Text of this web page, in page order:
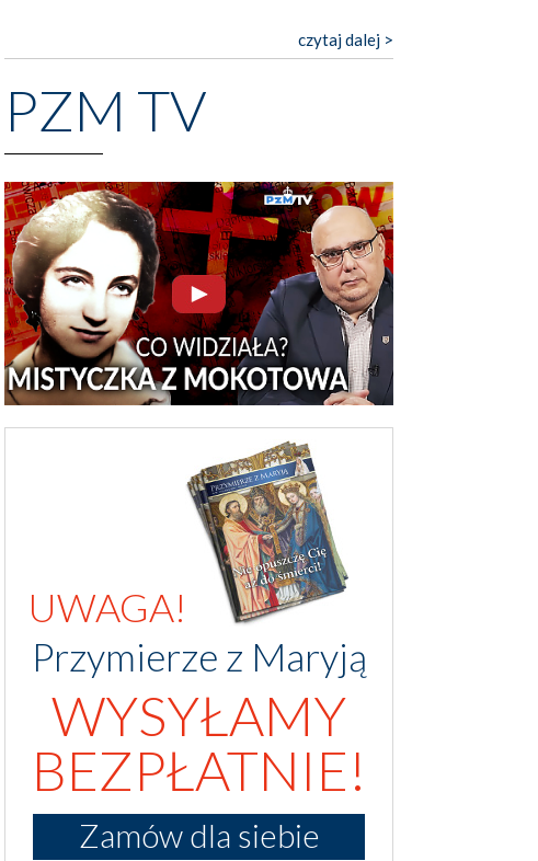
czytaj dalej >
PZM TV
UWAGA!
Przymierze z Maryją
WYSYŁAMY
BEZPŁATNIE!
Zamów dla siebie